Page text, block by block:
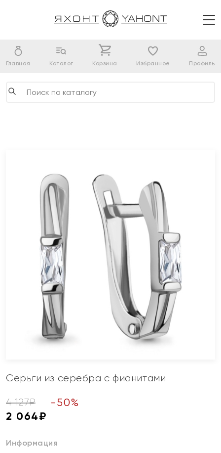
Главная Каталог Корзина Избранное Профиль
Серьги из серебра с фианитами
4 127₽ -50%
2 064₽
Информация